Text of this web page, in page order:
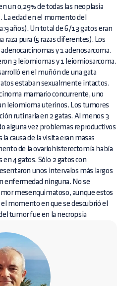
un 0,29% de todas las neoplasia
La edad en el momento del
años). Un total de 6/13 gatos eran
raza pura (5 razas diferentes). Los
y 1 adenosarcoma.
3 leiomiomas y 1 leiomiosarcoma.
en el muñón de una gata
estaban sexualmente intactos.
mamario concurrente, uno
leiomioma uterinos. Los tumores
rutinaria en 2 gatas. Al menos 3
alguna vez problemas reproductivos
causa de la visita eran masas
de la ovariohisterectomía había
4 gatos. Sólo 2 gatos con
unos intervalos más largos
enfermedad ninguna. No se
mesenquimatoso, aunque estos
momento en que se descubrió el
tumor fue en la necropsia